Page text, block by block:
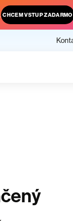
CHCEM VSTUP ZADARMO